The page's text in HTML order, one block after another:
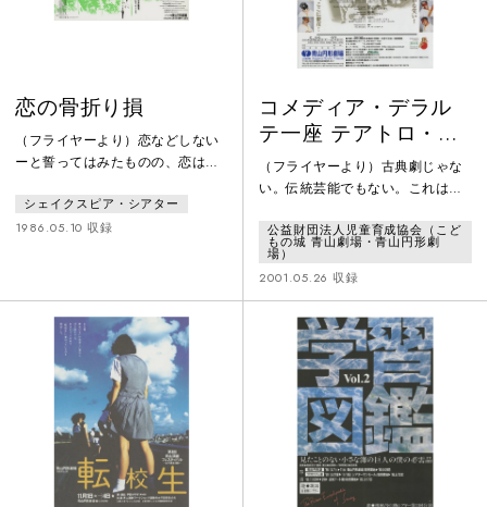
恋の骨折り損
（フライヤーより）恋などしない
ーと誓ってはみたものの、恋は非
くる。
シェイクスピア・シアター
1986.05.10 収録
コメディア・デラル
テ一座 テアトロ・デ
ル・ヴィコロ／ファ
ーヴァ＝ブッチーノ
拐あるいは恋はルナ
ティコ」
（フライヤーより）古典劇じゃな
い。伝統芸能でもない。これは
だ！陽気で元気なイタリアがここ
にある！アントニオ・ファーヴァ
のコメディア・デラルテ
公益財団法人児童育成協会（こど
もの城 青山劇場・青山円形劇
場）
2001.05.26 収録